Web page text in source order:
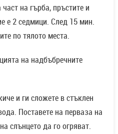
на гърба, пръстите и
е 2 седмици. След 15 мин.
по тялото места.
на надбъбречните
и ги сложете в стъклен
Поставете на перваза на
слънцето да го огряват.